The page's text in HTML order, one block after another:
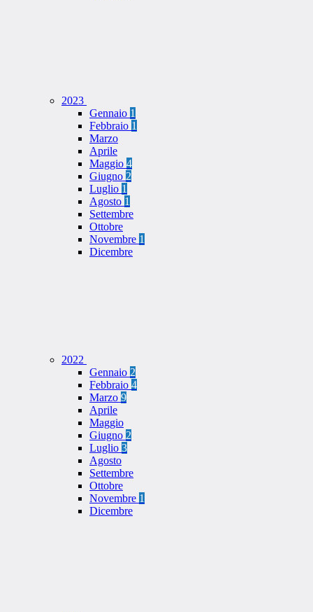
2023
Gennaio 1
Febbraio 1
Marzo
Aprile
Maggio 4
Giugno 2
Luglio 1
Agosto 1
Settembre
Ottobre
Novembre 1
Dicembre
2022
Gennaio 2
Febbraio 4
Marzo 9
Aprile
Maggio
Giugno 2
Luglio 3
Agosto
Settembre
Ottobre
Novembre 1
Dicembre